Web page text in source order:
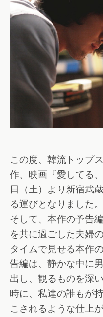
この度、韓流トップ
作、映画『愛してる
日（土）より新宿武
る運びとなりました。
そして、本作の予告
を共に過ごした夫婦
タイムで見せる本作
告編は、静かな中に
出し、観るものを深
時に、私達の誰もが
こされるような仕上